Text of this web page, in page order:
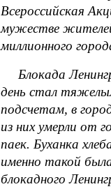
Всероссийская
мужестве
миллионного
Блокада
день стал
подсчетам, в
из них умерли от
паек. Буханка
именно такой
блокадного